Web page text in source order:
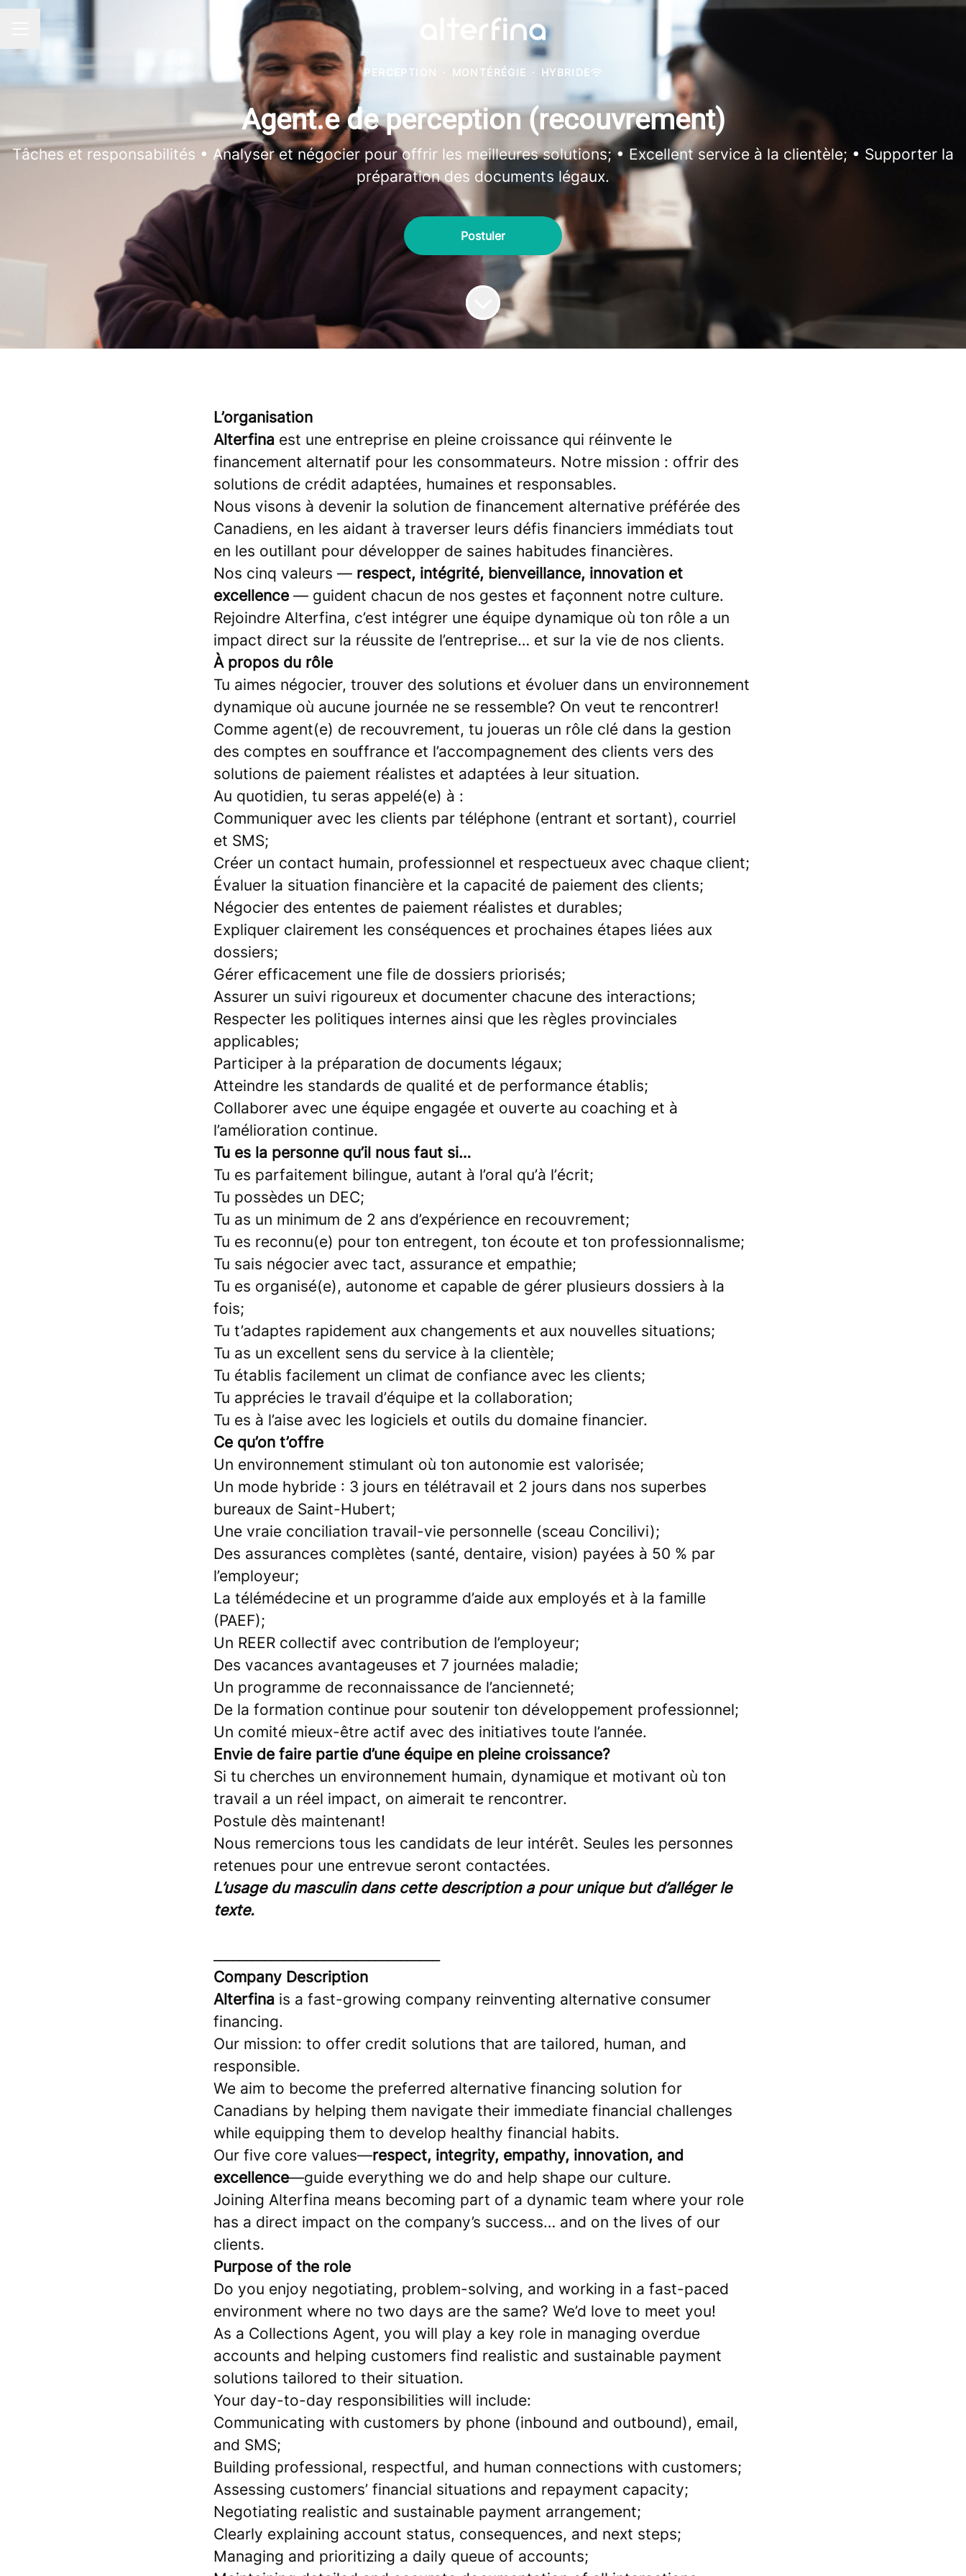
Menu carrière
PERCEPTION · MONTÉRÉGIE · HYBRIDE
Agent.e de perception (recouvrement)
Tâches et responsabilités • Analyser et négocier pour offrir les meilleures solutions; • Excellent service à la clientèle; • Supporter la
préparation des documents légaux.
Postuler
L’organisation
Alterfina est une entreprise en pleine croissance qui réinvente le
financement alternatif pour les consommateurs. Notre mission : offrir des
solutions de crédit adaptées, humaines et responsables.
Nous visons à devenir la solution de financement alternative préférée des
Canadiens, en les aidant à traverser leurs défis financiers immédiats tout
en les outillant pour développer de saines habitudes financières.
Nos cinq valeurs — respect, intégrité, bienveillance, innovation et
excellence — guident chacun de nos gestes et façonnent notre culture.
Rejoindre Alterfina, c’est intégrer une équipe dynamique où ton rôle a un
impact direct sur la réussite de l’entreprise… et sur la vie de nos clients.
À propos du rôle
Tu aimes négocier, trouver des solutions et évoluer dans un environnement
dynamique où aucune journée ne se ressemble? On veut te rencontrer!
Comme agent(e) de recouvrement, tu joueras un rôle clé dans la gestion
des comptes en souffrance et l’accompagnement des clients vers des
solutions de paiement réalistes et adaptées à leur situation.
Au quotidien, tu seras appelé(e) à :
Communiquer avec les clients par téléphone (entrant et sortant), courriel
et SMS;
Créer un contact humain, professionnel et respectueux avec chaque client;
Évaluer la situation financière et la capacité de paiement des clients;
Négocier des ententes de paiement réalistes et durables;
Expliquer clairement les conséquences et prochaines étapes liées aux
dossiers;
Gérer efficacement une file de dossiers priorisés;
Assurer un suivi rigoureux et documenter chacune des interactions;
Respecter les politiques internes ainsi que les règles provinciales
applicables;
Participer à la préparation de documents légaux;
Atteindre les standards de qualité et de performance établis;
Collaborer avec une équipe engagée et ouverte au coaching et à
l’amélioration continue.
Tu es la personne qu’il nous faut si…
Tu es parfaitement bilingue, autant à l’oral qu’à l’écrit;
Tu possèdes un DEC;
Tu as un minimum de 2 ans d’expérience en recouvrement;
Tu es reconnu(e) pour ton entregent, ton écoute et ton professionnalisme;
Tu sais négocier avec tact, assurance et empathie;
Tu es organisé(e), autonome et capable de gérer plusieurs dossiers à la
fois;
Tu t’adaptes rapidement aux changements et aux nouvelles situations;
Tu as un excellent sens du service à la clientèle;
Tu établis facilement un climat de confiance avec les clients;
Tu apprécies le travail d’équipe et la collaboration;
Tu es à l’aise avec les logiciels et outils du domaine financier.
Ce qu’on t’offre
Un environnement stimulant où ton autonomie est valorisée;
Un mode hybride : 3 jours en télétravail et 2 jours dans nos superbes
bureaux de Saint-Hubert;
Une vraie conciliation travail-vie personnelle (sceau Concilivi);
Des assurances complètes (santé, dentaire, vision) payées à 50 % par
l’employeur;
La télémédecine et un programme d’aide aux employés et à la famille
(PAEF);
Un REER collectif avec contribution de l’employeur;
Des vacances avantageuses et 7 journées maladie;
Un programme de reconnaissance de l’ancienneté;
De la formation continue pour soutenir ton développement professionnel;
Un comité mieux-être actif avec des initiatives toute l’année.
Envie de faire partie d’une équipe en pleine croissance?
Si tu cherches un environnement humain, dynamique et motivant où ton
travail a un réel impact, on aimerait te rencontrer.
Postule dès maintenant!
Nous remercions tous les candidats de leur intérêt. Seules les personnes
retenues pour une entrevue seront contactées.
L’usage du masculin dans cette description a pour unique but d’alléger le
texte.
Company Description
Alterfina is a fast-growing company reinventing alternative consumer
financing.
Our mission: to offer credit solutions that are tailored, human, and
responsible.
We aim to become the preferred alternative financing solution for
Canadians by helping them navigate their immediate financial challenges
while equipping them to develop healthy financial habits.
Our five core values—respect, integrity, empathy, innovation, and
excellence—guide everything we do and help shape our culture.
Joining Alterfina means becoming part of a dynamic team where your role
has a direct impact on the company’s success… and on the lives of our
clients.
Purpose of the role
Do you enjoy negotiating, problem-solving, and working in a fast-paced
environment where no two days are the same? We’d love to meet you!
As a Collections Agent, you will play a key role in managing overdue
accounts and helping customers find realistic and sustainable payment
solutions tailored to their situation.
Your day-to-day responsibilities will include:
Communicating with customers by phone (inbound and outbound), email,
and SMS;
Building professional, respectful, and human connections with customers;
Assessing customers’ financial situations and repayment capacity;
Negotiating realistic and sustainable payment arrangement;
Clearly explaining account status, consequences, and next steps;
Managing and prioritizing a daily queue of accounts;